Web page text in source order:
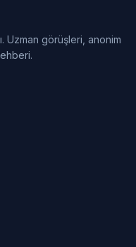
Uzman görüşleri, anonim